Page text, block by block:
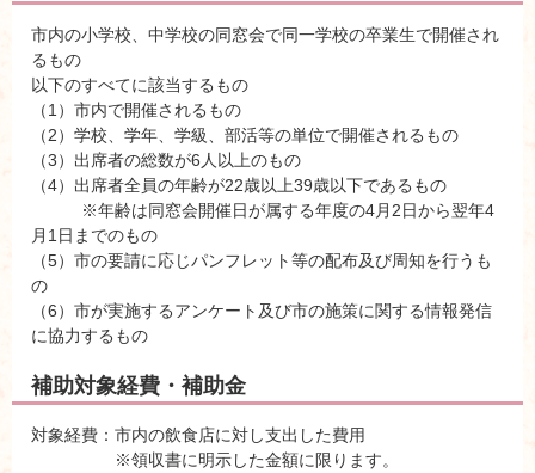
市内の小学校、中学校の同窓会で同一学校の卒業生で開催され
るもの
以下のすべてに該当するもの
（1）市内で開催されるもの
（2）学校、学年、学級、部活等の単位で開催されるもの
（3）出席者の総数が6人以上のもの
（4）出席者全員の年齢が22歳以上39歳以下であるもの
※年齢は同窓会開催日が属する年度の4月2日から翌年4
月1日までのもの
（5）市の要請に応じパンフレット等の配布及び周知を行うも
の
（6）市が実施するアンケート及び市の施策に関する情報発信
に協力するもの
補助対象経費・補助金
対象経費：市内の飲食店に対し支出した費用
※領収書に明示した金額に限ります。